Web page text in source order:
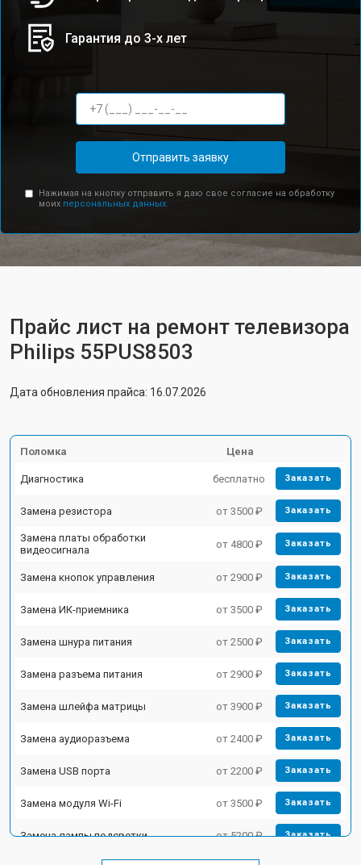
Гарантия до 3-х лет
Отправить заявку
Нажимая на кнопку отправить я даю свое согласие на обработку
моих персональных данных.
Прайс лист на ремонт телевизора
Philips 55PUS8503
Дата обновления прайса: 16.07.2026
Поломка Цена
Диагностика бесплатно Заказать
Замена резистора от 3500 ₽ Заказать
Замена платы обработки
видеосигнала
от 4800 ₽ Заказать
Замена кнопок управления от 2900 ₽ Заказать
Замена ИК-приемника от 3500 ₽ Заказать
Замена шнура питания от 2500 ₽ Заказать
Замена разъема питания от 2900 ₽ Заказать
Замена шлейфа матрицы от 3900 ₽ Заказать
Замена аудиоразъема от 2400 ₽ Заказать
Замена USB порта от 2200 ₽ Заказать
Замена модуля Wi-Fi от 3500 ₽ Заказать
Замена лампы подсветки от 5200 ₽ Заказать